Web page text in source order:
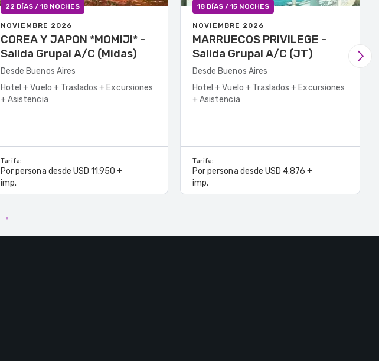
22 DÍAS / 18 NOCHES
NOVIEMBRE 2026
COREA Y JAPON *MOMIJI* -
Salida Grupal A/C (Midas)
Desde Buenos Aires
Hotel + Vuelo + Traslados + Excursiones
+ Asistencia
Tarifa:
Por persona desde USD 11.950 +
imp.
18 DÍAS / 15 NOCHES
NOVIEMBRE 2026
MARRUECOS PRIVILEGE -
Salida Grupal A/C (JT)
Desde Buenos Aires
Hotel + Vuelo + Traslados + Excursiones
+ Asistencia
Tarifa:
Por persona desde USD 4.876 +
imp.